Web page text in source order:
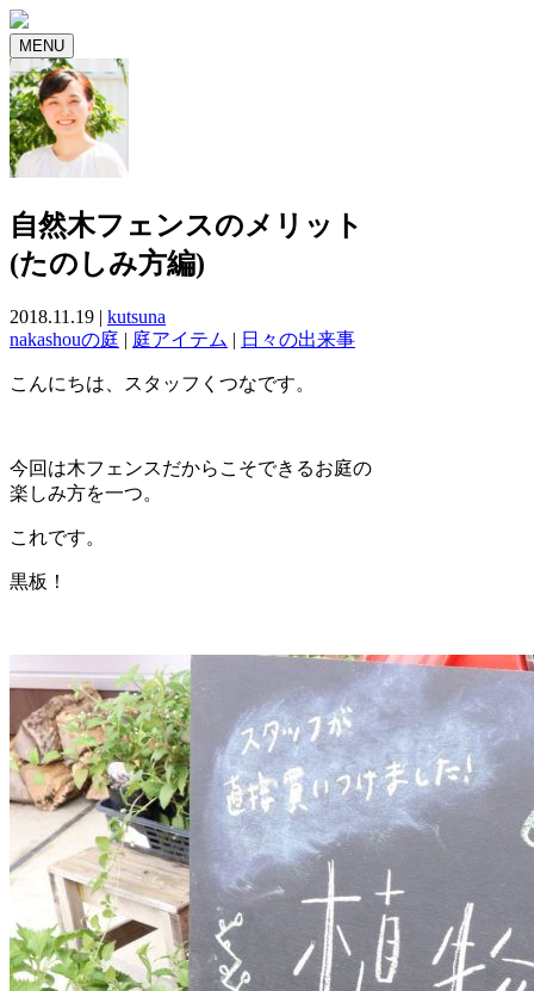
MENU
自然木フェンスのメリット
(たのしみ方編)
2018.11.19 | kutsuna
nakashouの庭 | 庭アイテム | 日々の出来事
こんにちは、スタッフくつなです。
今回は木フェンスだからこそできるお庭の
楽しみ方を一つ。
これです。
黒板！